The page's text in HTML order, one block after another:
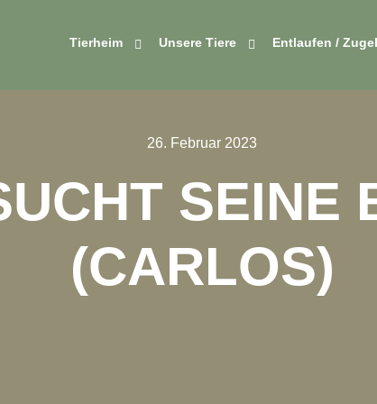
Tierheim Unsere Tiere Entlaufen /
26. Februar 2023
SEINE
(CARLOS)